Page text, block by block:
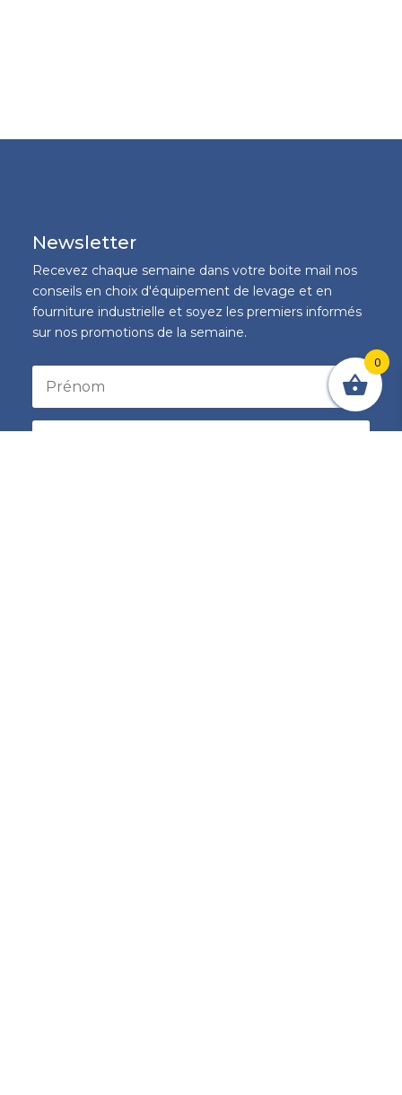
Newsletter
Recevez chaque semaine dans votre boite mail nos
conseils en choix d'équipement de levage et en
fourniture industrielle et soyez les premiers informés
sur nos promotions de la semaine.
0